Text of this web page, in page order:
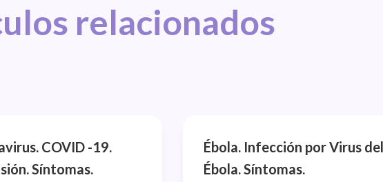
relacionados
COVID -19.
Síntomas.
Ébola. Infección por Virus del
Ébola. Síntomas.